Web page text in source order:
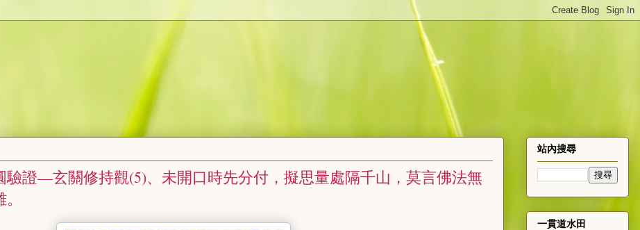
驗證—玄關修持觀(5)、未開口時先分付，擬思量處隔千山，莫言佛法無
站內搜尋
一貫道水田